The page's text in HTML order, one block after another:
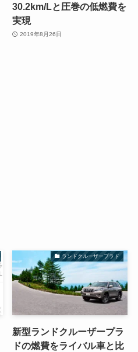
30.2km/Lと圧巻の低燃費を
実現
2019年8月26日
ランドクルーザープラド
新型ランドクルーザープラ
ドの燃費をライバル車と比